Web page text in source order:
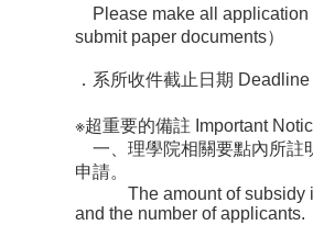
Please make all application
submit paper documents）
．系所收件截止日期
※超重要的備註 Important
一、理學院相關要點內所註
申請。
The amount of subsidy in
and the number of applicants.